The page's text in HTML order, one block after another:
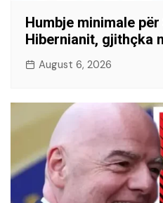
Humbje minimale
Hibernianit, gjithçka
August 6, 2026